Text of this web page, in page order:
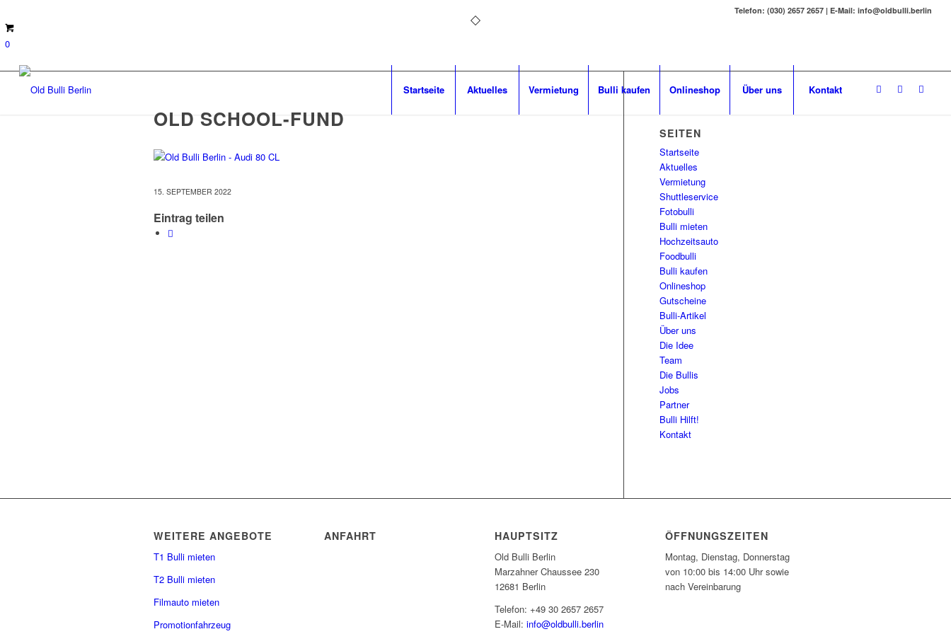
Telefon: (030) 2657 2657 | E-Mail: info@oldbulli.berlin
0
Startseite Aktuelles Vermietung Bulli kaufen Onlineshop Über uns Kontakt
OLD SCHOOL-FUND
15. SEPTEMBER 2022
Eintrag teilen
SEITEN
Startseite
Aktuelles
Vermietung
Shuttleservice
Fotobulli
Bulli mieten
Hochzeitsauto
Foodbulli
Bulli kaufen
Onlineshop
Gutscheine
Bulli-Artikel
Über uns
Die Idee
Team
Die Bullis
Jobs
Partner
Bulli Hilft!
Kontakt
WEITERE ANGEBOTE
T1 Bulli mieten
T2 Bulli mieten
Filmauto mieten
Promotionfahrzeug
ANFAHRT HAUPTSITZ
Old Bulli Berlin
Marzahner Chaussee 230
12681 Berlin
Telefon: +49 30 2657 2657
E-Mail:info@oldbulli.berlin
ÖFFNUNGSZEITEN
Montag, Dienstag, Donnerstag
von 10:00 bis 14:00 Uhr sowie
nach Vereinbarung